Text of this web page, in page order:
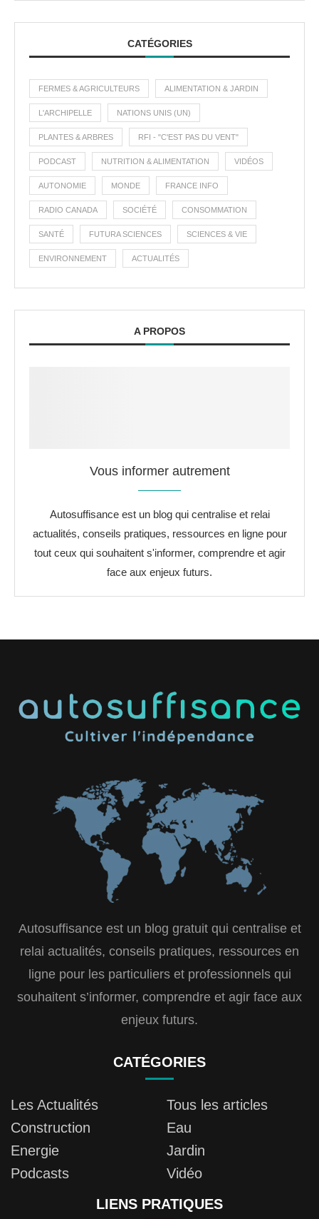
CATÉGORIES
FERMES & AGRICULTEURS ALIMENTATION & JARDIN
L'ARCHIPELLE NATIONS UNIS (UN)
PLANTES & ARBRES RFI - "C'EST PAS DU VENT"
PODCAST NUTRITION & ALIMENTATION VIDÉOS
AUTONOMIE MONDE FRANCE INFO
RADIO CANADA SOCIÉTÉ CONSOMMATION
SANTÉ FUTURA SCIENCES SCIENCES & VIE
ENVIRONNEMENT ACTUALITÉS
A PROPOS
Vous informer autrement
Autosuffisance est un blog qui centralise et relai
actualités, conseils pratiques, ressources en ligne pour
tout ceux qui souhaitent s'informer, comprendre et agir
face aux enjeux futurs.
Autosuffisance est un blog gratuit qui centralise et
relai actualités, conseils pratiques, ressources en
ligne pour les particuliers et professionnels qui
souhaitent s’informer, comprendre et agir face aux
enjeux futurs.
CATÉGORIES
Les Actualités
Tous les articles
Construction
Eau
Energie
Jardin
Podcasts
Vidéo
LIENS PRATIQUES